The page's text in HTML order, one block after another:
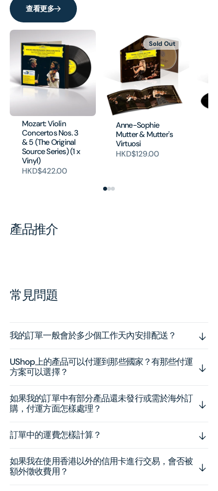
查看更多
Mozart: Violin
Concertos Nos. 3
& 5 (The Original
Source Series) (1 x
Vinyl)
HKD$422.00
Anne-Sophie
Mutter & Mutter's
Virtuosi
HKD$129.00
Sold Out
產品推介
常見問題
我的訂單一般會於多少個工作天內安排配送？
UShop上的產品可以付運到那些國家？有那些付運
方案可以選擇？
如果我的訂單中有部分產品還未發行或需於海外訂
購，付運方面怎樣處理？
訂單中的運費怎樣計算？
如果我在使用香港以外的信用卡進行交易，會否被
額外徵收費用？